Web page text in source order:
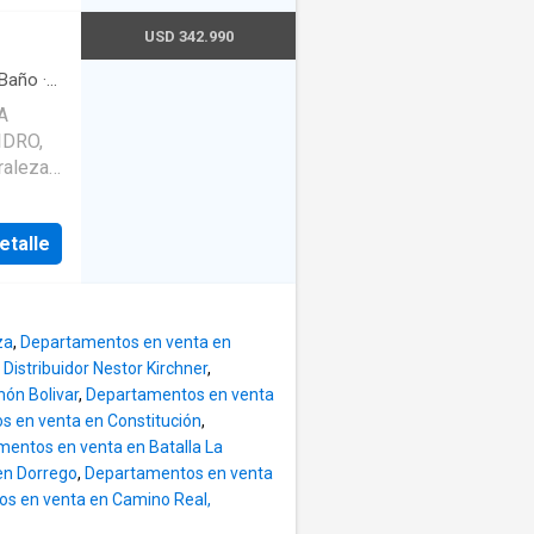
-
tu
la
de
·
Cuarto
de
USD 342.990
, Departamentos en venta en
Nestor Kirchner,
Bolivar, Departamentos en venta
en venta en Constitución,
en venta en Batalla La
Dorrego, Departamentos en venta
en venta en Camino Real,